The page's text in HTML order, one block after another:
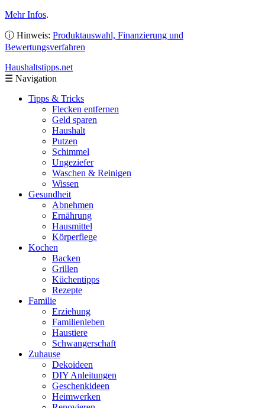
Mehr Infos.
ⓘ Hinweis: Produktauswahl, Finanzierung und
Bewertungsverfahren
Haushaltstipps.net
☰ Navigation
Tipps & Tricks
Flecken entfernen
Geld sparen
Haushalt
Putzen
Schimmel
Ungeziefer
Waschen & Reinigen
Wissen
Gesundheit
Abnehmen
Ernährung
Hausmittel
Körperflege
Kochen
Backen
Grillen
Küchentipps
Rezepte
Familie
Erziehung
Familienleben
Haustiere
Schwangerschaft
Zuhause
Dekoideen
DIY Anleitungen
Geschenkideen
Heimwerken